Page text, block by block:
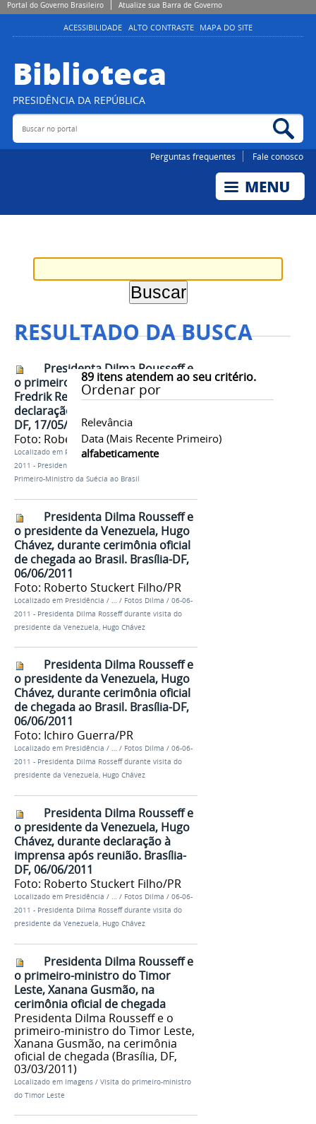
Portal do Governo Brasileiro Atualize sua Barra de Governo
ACESSIBILIDADE ALTO CONTRASTE MAPA DO SITE
Biblioteca
PRESIDÊNCIA DA REPÚBLICA
Buscar no portal
Perguntas frequentes Fale conosco
RESULTADO DA BUSCA
89itens atendem ao seu critério.
Ordenar por
Relevância
Data (mais Recente Primeiro)
alfabeticamente
Presidenta Dilma Rousseff e
o primeiro-ministro da Suécia,
Fredrik Reinfeldt, durante
declaração à imprensa. Brasília-
DF, 17/05/2011
Foto: Roberto Stuckert Filho/PR
Localizado em Presidência /…/Fotos Dilma
2011 - Presidenta Dilma Rousseff durante visita do
Primeiro-Ministro da Suécia ao Brasil
Presidenta Dilma Rousseff e
o presidente da Venezuela, Hugo
Chávez, durante cerimônia oficial
de chegada ao Brasil. Brasília-DF,
06/06/2011
Foto: Roberto Stuckert Filho/PR
Localizado em Presidência / / Fotos Dilma / 06-06-
2011 - Presidenta Dilma Rosseff durante visita do
presidente da Venezuela, Hugo Chávez
Presidenta Dilma Rousseff e
o presidente da Venezuela, Hugo
Chávez, durante cerimônia oficial
de chegada ao Brasil. Brasília-DF,
06/06/2011
Foto: Ichiro Guerra/PR
Localizado em Presidência / … / Fotos Dilma / 06-06-
2011 - Presidenta Dilma Rosseff durante visita do
presidente da Venezuela, Hugo Chávez
Presidenta Dilma Rousseff e
o presidente da Venezuela, Hugo
Chávez, durante declaração à
imprensa após reunião. Brasília-
DF, 06/06/2011
Foto: Roberto Stuckert Filho/PR
Localizado em Presidência / … / Fotos Dilma / 06-06-
2011 - Presidenta Dilma Rosseff durante visita do
presidente da Venezuela, Hugo Chávez
Presidenta Dilma Rousseff e
o primeiro-ministro do Timor
Leste, Xanana Gusmão, na
cerimônia oficial de chegada
Presidenta Dilma Rousseff e o
primeiro-ministro do Timor Leste,
Xanana Gusmão, na cerimônia
oficial de chegada (Brasília, DF,
03/03/2011)
Localizado em Imagens / Visita do primeiro-ministro
do Timor Leste